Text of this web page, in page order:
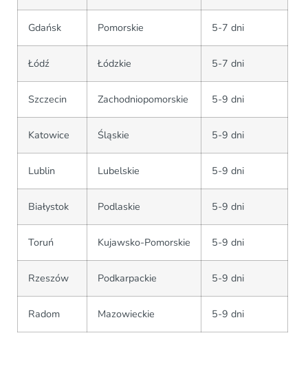
Gdańsk Pomorskie 5-7 dni
Łódź Łódzkie 5-7 dni
Szczecin Zachodniopomorskie 5-9 dni
Katowice Śląskie 5-9 dni
Lublin Lubelskie 5-9 dni
Białystok Podlaskie 5-9 dni
Toruń Kujawsko-Pomorskie 5-9 dni
Rzeszów Podkarpackie 5-9 dni
Radom Mazowieckie 5-9 dni